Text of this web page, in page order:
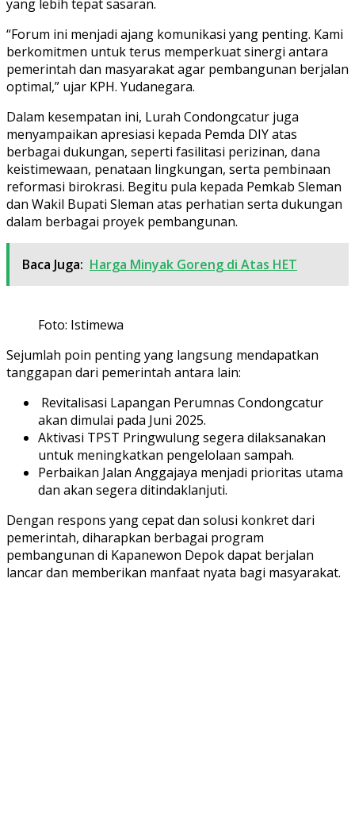
yang lebih tepat sasaran.
“Forum ini menjadi ajang komunikasi yang penting. Kami
berkomitmen untuk terus memperkuat sinergi antara
pemerintah dan masyarakat agar pembangunan berjalan
optimal,” ujar KPH. Yudanegara.
Dalam kesempatan ini, Lurah Condongcatur juga
menyampaikan apresiasi kepada Pemda DIY atas
berbagai dukungan, seperti fasilitasi perizinan, dana
keistimewaan, penataan lingkungan, serta pembinaan
reformasi birokrasi. Begitu pula kepada Pemkab Sleman
dan Wakil Bupati Sleman atas perhatian serta dukungan
dalam berbagai proyek pembangunan.
Baca Juga: Harga Minyak Goreng di Atas HET
Foto: Istimewa
Sejumlah poin penting yang langsung mendapatkan
tanggapan dari pemerintah antara lain:
Revitalisasi Lapangan Perumnas Condongcatur
akan dimulai pada Juni 2025.
Aktivasi TPST Pringwulung segera dilaksanakan
untuk meningkatkan pengelolaan sampah.
Perbaikan Jalan Anggajaya menjadi prioritas utama
dan akan segera ditindaklanjuti.
Dengan respons yang cepat dan solusi konkret dari
pemerintah, diharapkan berbagai program
pembangunan di Kapanewon Depok dapat berjalan
lancar dan memberikan manfaat nyata bagi masyarakat.